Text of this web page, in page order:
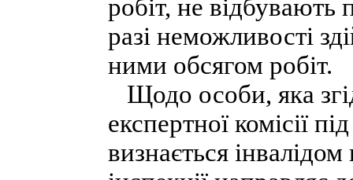
робіт, не відбувають
разі неможливості
ними обсягом робіт.
Щодо особи, яка
експертної комісії
визнається